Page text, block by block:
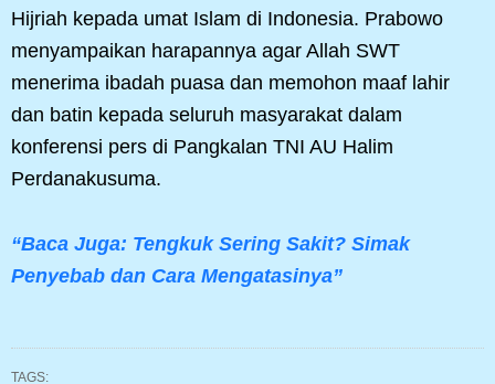
Hijriah kepada umat Islam di Indonesia. Prabowo
menyampaikan harapannya agar Allah SWT
menerima ibadah puasa dan memohon maaf lahir
dan batin kepada seluruh masyarakat dalam
konferensi pers di Pangkalan TNI AU Halim
Perdanakusuma.
“Baca Juga: Tengkuk Sering Sakit? Simak
Penyebab dan Cara Mengatasinya”
TAGS: